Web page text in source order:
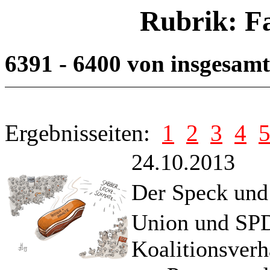
Rubrik:
6391 - 6400 von
Ergebnisseiten: 1 2 3 4 5
24.10.2013
Der Speck
Union und